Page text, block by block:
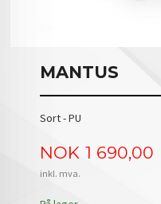
MANTUS
Sort - PU
Pris
NOK 1 690,00
inkl. mva.